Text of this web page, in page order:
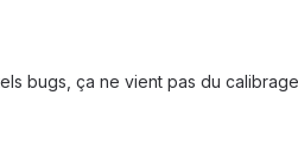
bugs, ça ne vient pas du